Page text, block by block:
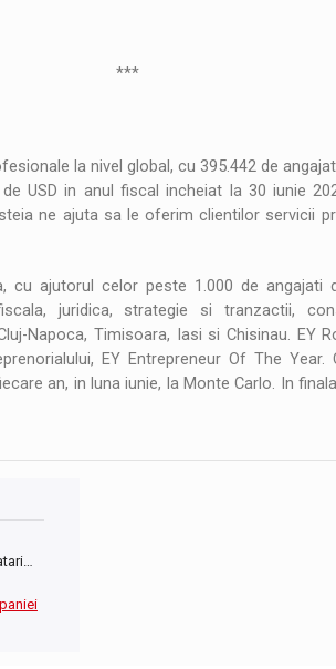
la nivel global, cu 395.442 de
USD in anul fiscal incheiat la 30 iunie
ne ajuta sa le oferim clientilor servicii
cu ajutorul celor peste 1.000 de angajati
juridica, strategie si tranzactii,
Napoca, Timisoara, Iasi si Chisinau. EY
EY Entrepreneur Of The Year.
an, in luna iunie, la Monte Carlo. In